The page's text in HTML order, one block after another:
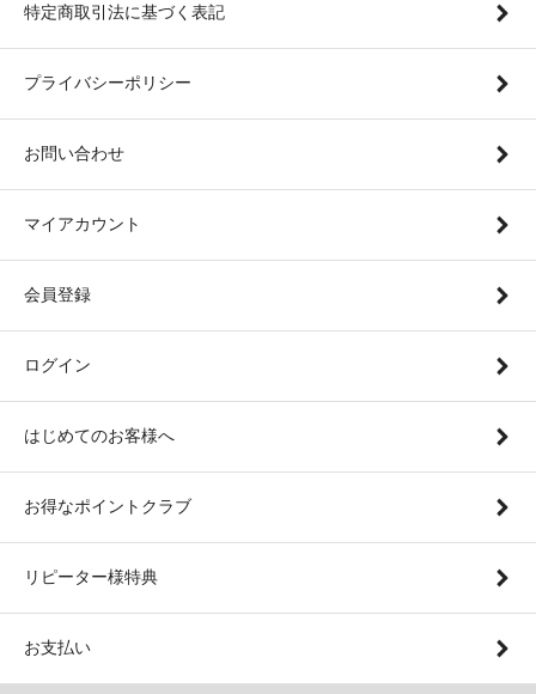
特定商取引法に基づく表記
プライバシーポリシー
お問い合わせ
マイアカウント
会員登録
ログイン
はじめてのお客様へ
お得なポイントクラブ
リピーター様特典
お支払い